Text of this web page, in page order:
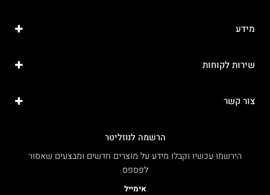
מידע
שירות לקוחות
צור קשר
הרשמה לנוזליטר
הירשמו עכשיו וקבלו מידע על מוצרים חדשים ומבצעים שאסור
לפספס
אימייל